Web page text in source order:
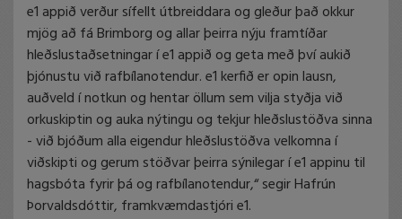
e1 appið verður sífellt útbreiddara og gleður það okkur
mjög að fá Brimborg og allar þeirra nýju framtíðar
hleðslustaðsetningar í e1 appið og geta með því aukið
þjónustu við rafbílanotendur. e1 kerfið er opin lausn,
auðveld í notkun og hentar öllum sem vilja styðja við
orkuskiptin og auka nýtingu og tekjur hleðslustöðva sinna
- við bjóðum alla eigendur hleðslustöðva velkomna í
viðskipti og gerum stöðvar þeirra sýnilegar í e1 appinu til
hagsbóta fyrir þá og rafbílanotendur,“ segir Hafrún
Þorvaldsdóttir, framkvæmdastjóri e1.